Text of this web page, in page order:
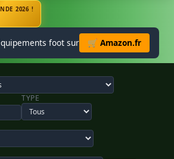
2026 !
foot sur 🛒 Amazon.fr
TYPE